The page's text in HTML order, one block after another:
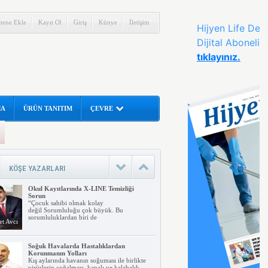
Ekle Kayıt Ol Giriş Künye İletişim
ÜRÜN TANITIM ÇEVRE
KÖŞE YAZARLARI
Avcı
Okul Kayıtlarında X-LINE Temizliği
Sorun
“Çocuk sahibi olmak kolay
değil Sorumluluğu çok büyük. Bu
sorumluluklardan biri de
Soğuk Havalarda Hastalıklardan
Korunmanın Yolları
Kış aylarında havanın soğuması ile birlikte